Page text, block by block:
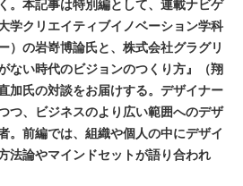
。本記事は特別編として、連載ナビゲ
学クリエイティブイノベーション学科
）の岩嵜博論氏と、株式会社グラグリ
ない時代のビジョンのつくり方』（翔
加氏の対談をお届けする。デザイナー
つ、ビジネスのより広い範囲へのデザ
。前編では、組織や個人の中にデザイ
法論やマインドセットが語り合われ